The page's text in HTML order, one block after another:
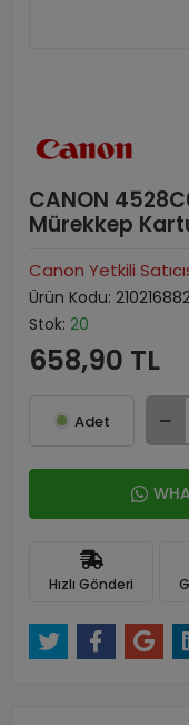
CANON
Mürekkep
Canon Yetkili
Ürün Kodu:
Stok: 20
658,90 TL
Adet
Hızlı Gönderi